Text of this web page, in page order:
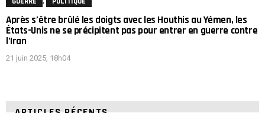
Après s’être brûlé les doigts avec les Houthis au Yémen, les
États-Unis ne se précipitent pas pour entrer en guerre contre
l’Iran
21 juin 2025, 18h04